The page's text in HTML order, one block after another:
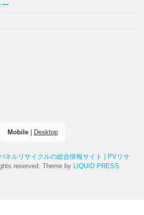
Mobile| Desktop
ネルリサイクルの総合情報サイト | PVリサ
reserved. Theme by LIQUID PRESS